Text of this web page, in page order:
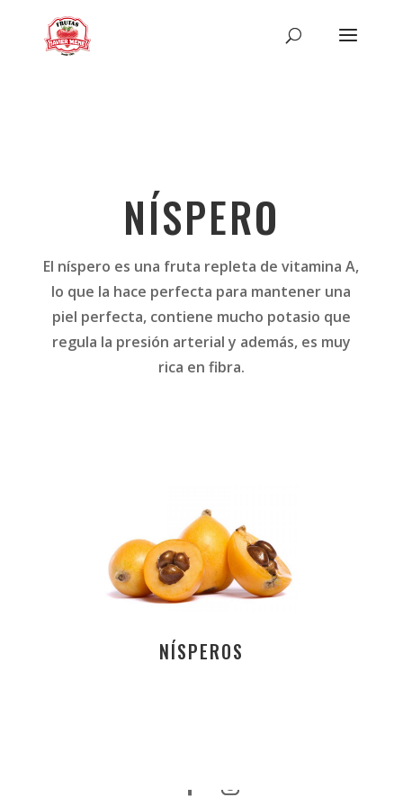
NÍSPERO
El níspero es una fruta repleta de vitamina A,
lo que la hace perfecta para mantener una
piel perfecta, contiene mucho potasio que
regula la presión arterial y además, es muy
rica en fibra.
NÍSPEROS